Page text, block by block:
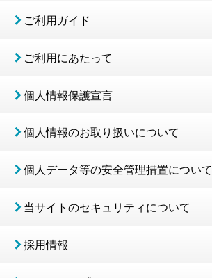
ご利用ガイド
ご利用にあたって
個人情報保護宣言
個人情報のお取り扱いについて
個人データ等の安全管理措置について
当サイトのセキュリティについて
採用情報